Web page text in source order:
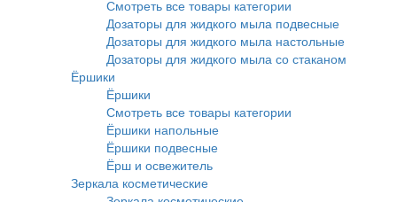
Смотреть все товары категории
Дозаторы для жидкого мыла подвесные
Дозаторы для жидкого мыла настольные
Дозаторы для жидкого мыла со стаканом
Ёршики
Ёршики
Смотреть все товары категории
Ёршики напольные
Ёршики подвесные
Ёрш и освежитель
Зеркала косметические